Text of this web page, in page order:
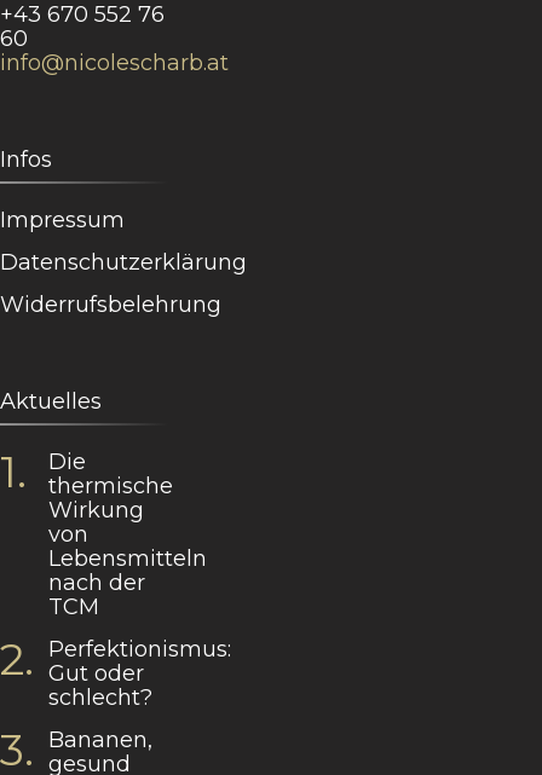
+43 670 552 76
60
info@nicolescharb.at
Infos
Impressum
Datenschutzerklärung
Widerrufsbelehrung
Aktuelles
Die
thermische
Wirkung
von
Lebensmitteln
nach der
TCM
Perfektionismus:
Gut oder
schlecht?
Bananen,
gesund